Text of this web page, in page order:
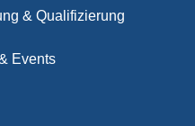
& Qualifizierung
Events